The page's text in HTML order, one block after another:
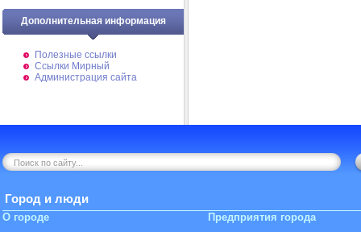
Дополнительная информация
Полезные ссылки
Ссылки Мирный
Администрация сайта
Город и люди
О городе Предприятия города